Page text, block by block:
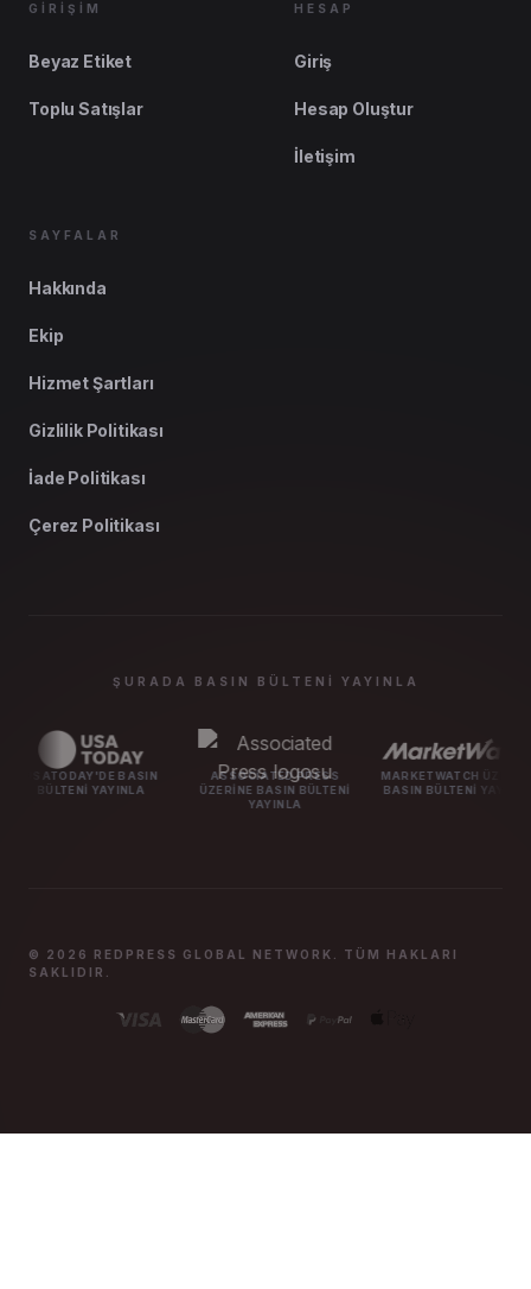
GİRİŞİM
Beyaz Etiket
Toplu Satışlar
HESAP
Giriş
Hesap Oluştur
İletişim
SAYFALAR
Hakkında
Ekip
Hizmet Şartları
Gizlilik Politikası
İade Politikası
Çerez Politikası
ŞURADA BASIN BÜLTENI YAYINLA
BASIN
YAYINLA
ASSOCIATED PRESS
ÜZERINE BASIN BÜLTENI
MARKETWATCH ÜZERINE
BASIN BÜLTENI YAYINLA
© 2026 REDPRESS GLOBAL NETWORK. TÜM HAKLARI
SAKLIDIR.